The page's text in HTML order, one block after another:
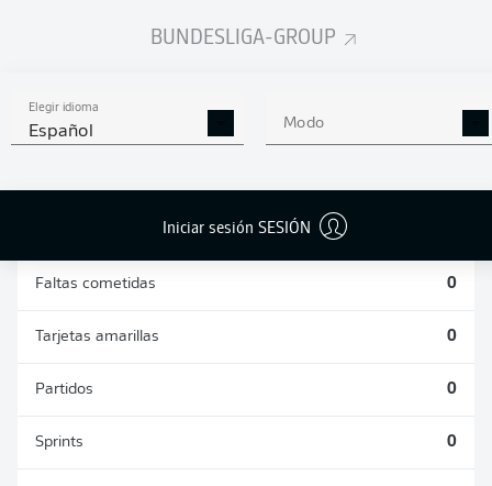
BUNDESLIGA-GROUP
Elegir idioma
Español Modo
Iniciar sesión SESIÓN
ESTADÍSTICAS
Faltas cometidas 0
Tarjetas amarillas 0
Partidos 0
Sprints 0